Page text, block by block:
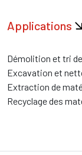
Applications
Démolition et tri
Excavation et
Extraction de
Recyclage des